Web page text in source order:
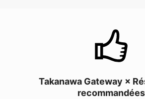
Takanawa Gateway ×
recommandées